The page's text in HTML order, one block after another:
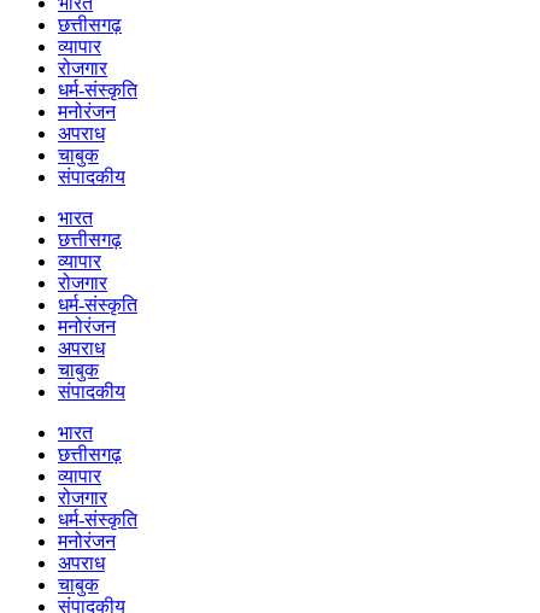
छत्तीसगढ़
व्यापार
रोजगार
धर्म-संस्कृति
मनोरंजन
अपराध
चाबुक
संपादकीय
भारत
छत्तीसगढ़
व्यापार
रोजगार
धर्म-संस्कृति
मनोरंजन
अपराध
चाबुक
संपादकीय
भारत
छत्तीसगढ़
व्यापार
रोजगार
धर्म-संस्कृति
मनोरंजन
अपराध
चाबुक
संपादकीय